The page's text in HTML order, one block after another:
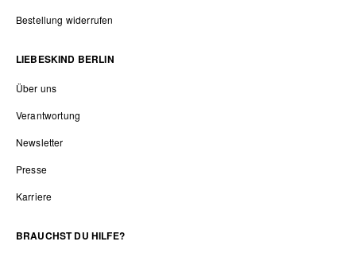
Bestellung widerrufen
LIEBESKIND BERLIN
Über uns
Verantwortung
Newsletter
Presse
Karriere
BRAUCHST DU HILFE?